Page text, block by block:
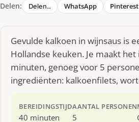
Delen: Delen… WhatsApp Pinterest
Gevulde kalkoen in wijnsaus is
Hollandse keuken. Je maakt
minuten, genoeg voor 5
ingrediënten: kalkoenfilets,
BEREIDINGSTIJD
40 minuten
AANTAL PERSONEN
5